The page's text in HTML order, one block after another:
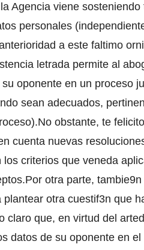
Agencia viene
personales
a este faltimo
letrada permite al
oponente en un proceso
sean adecuados,
obstante, te
cuenta nuevas
criterios que veneda
otra parte,
otra cuestif3n que
claro que, en virtud del
datos de su oponente en